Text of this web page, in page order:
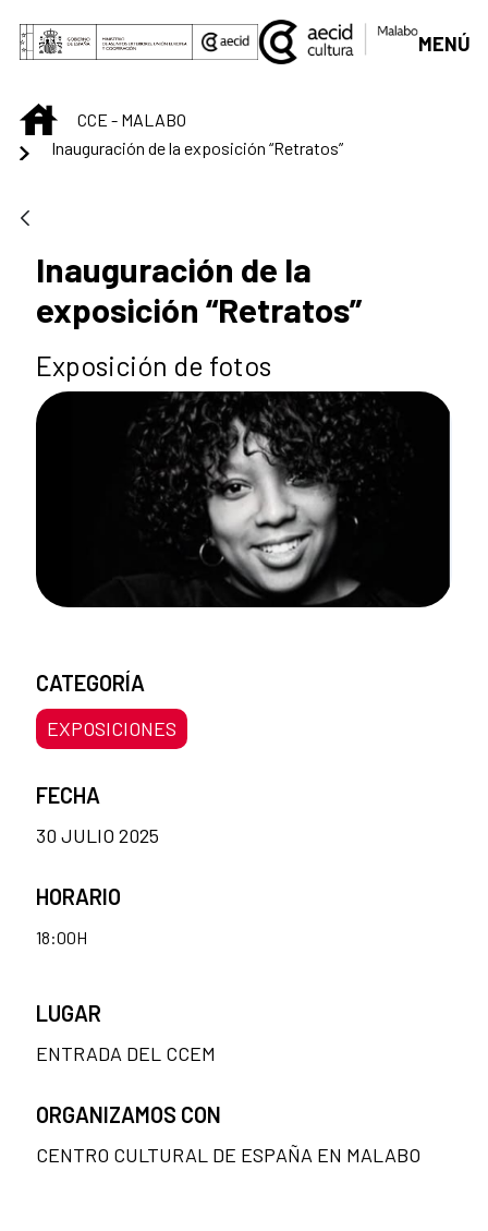
Saltar al contenido principal
MENÚ
INICIOCCE - MALABO
Inauguración de la exposición “Retratos”
Inauguración de la
exposición “Retratos”
Exposición de fotos
CATEGORÍA
EXPOSICIONES
FECHA
30 JULIO 2025
HORARIO
18:00H
LUGAR
ENTRADA DEL CCEM
ORGANIZAMOS CON
CENTRO CULTURAL DE ESPAÑA EN MALABO